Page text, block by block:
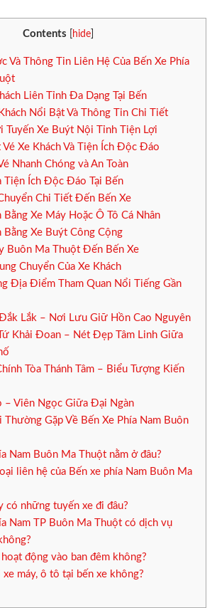
Contents hide
Và Thông Tin Liên Hệ Của Bến Xe Phía
Liên Tỉnh Đa Dạng Tại Bến
Nổi Bật Và Thông Tin Chi Tiết
Tuyến Xe Buýt Nội Tỉnh Tiện Lợi
Xe Khách Và Tiện Ích Độc Đáo
Nhanh Chóng và An Toàn
Tiện Ích Độc Đáo Tại Bến
Chi Tiết Đến Bến Xe
Bằng Xe Máy Hoặc Ô Tô Cá Nhân
Bằng Xe Buýt Công Cộng
Buôn Ma Thuột Đến Bến Xe
Chuyển Của Xe Khách
Địa Điểm Tham Quan Nổi Tiếng Gần
Lắk – Nơi Lưu Giữ Hồn Cao Nguyên
Khải Đoan – Nét Đẹp Tâm Linh Giữa
Tòa Thánh Tâm – Biểu Tượng Kiến
– Viên Ngọc Giữa Đại Ngàn
Thường Gặp Về Bến Xe Phía Nam Buôn
Nam Buôn Ma Thuột nằm ở đâu?
liên hệ của Bến xe phía Nam Buôn Ma
có những tuyến xe đi đâu?
Nam TP Buôn Ma Thuột có dịch vụ
động vào ban đêm không?
máy, ô tô tại bến xe không?